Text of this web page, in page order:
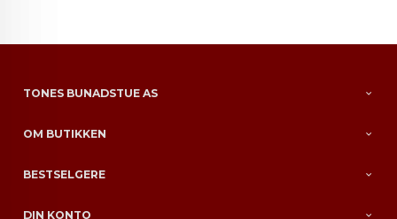
TONES BUNADSTUE AS
OM BUTIKKEN
BESTSELGERE
DIN KONTO